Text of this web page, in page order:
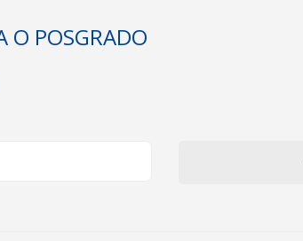
O POSGRADO